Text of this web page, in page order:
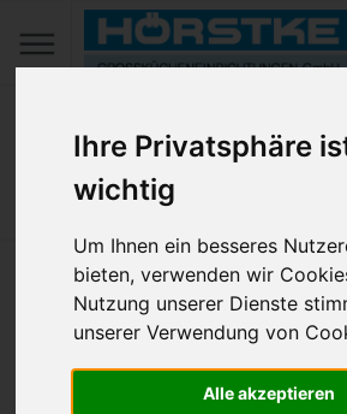
Ihre Privatsphäre
wichtig
Um Ihnen ein besseres
bieten, verwenden wir
Nutzung unserer Dienste
unserer Verwendung von
Alle akzeptieren
Magazin
Food-Trends